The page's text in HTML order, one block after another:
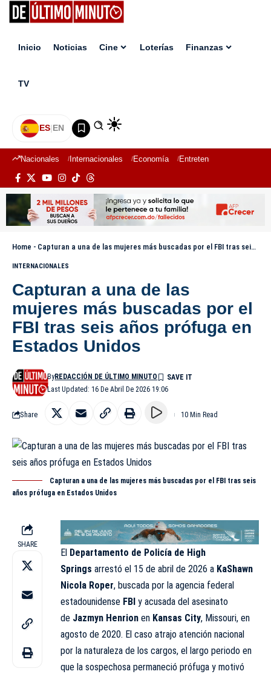
Inicio Noticias Cine Loterías Finanzas
TV
ES|EN
Nacionales Internacionales Economía Entretenimiento
Home - Capturan a una de las mujeres más buscadas por el FBI tras seis años prófuga en Estados Unidos
INTERNACIONALES
Capturan a una de las
mujeres más buscadas por el
FBI tras seis años prófuga en
Estados Unidos
Last Updated: 16 De Abril De 2026 19:06
ByREDACCIÓN DE ÚLTIMO MINUTO
Share 10 Min Read
Capturan a una de las mujeres más buscadas por el FBI tras seis
años prófuga en Estados Unidos
SHARE
El Departamento de Policía de High
Springs arrestó el 15 de abril de 2026 a KaShawn
Nicola Roper, buscada por la agencia federal
estadounidense FBI y acusada del asesinato
de Jazmyn Henrion en Kansas City, Missouri, en
agosto de 2020. El caso atrajo atención nacional
por la naturaleza de los cargos, el largo periodo en
que la sospechosa permaneció prófuga y motivó